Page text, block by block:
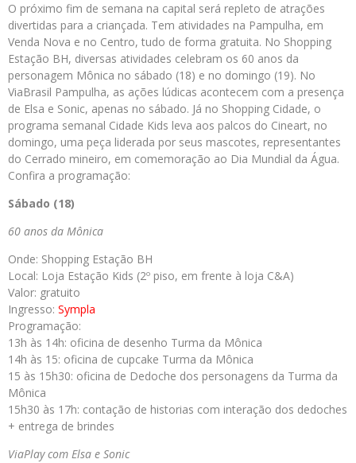
O próximo fim de semana na capital será repleto de atrações
divertidas para a criançada. Tem atividades na Pampulha, em
Venda Nova e no Centro, tudo de forma gratuita. No Shopping
Estação BH, diversas atividades celebram os 60 anos da
personagem Mônica no sábado (18) e no domingo (19). No
ViaBrasil Pampulha, as ações lúdicas acontecem com a presença
de Elsa e Sonic, apenas no sábado. Já no Shopping Cidade, o
programa semanal Cidade Kids leva aos palcos do Cineart, no
domingo, uma peça liderada por seus mascotes, representantes
do Cerrado mineiro, em comemoração ao Dia Mundial da Água.
Confira a programação:
Sábado (18)
60 anos da Mônica
Onde: Shopping Estação BH
Local: Loja Estação Kids (2º piso, em frente à loja C&A)
Valor: gratuito
Ingresso: Sympla
Programação:
13h às 14h: oficina de desenho Turma da Mônica
14h às 15: oficina de cupcake Turma da Mônica
15 às 15h30: oficina de Dedoche dos personagens da Turma da
Mônica
15h30 às 17h: contação de historias com interação dos dedoches
+ entrega de brindes
ViaPlay com Elsa e Sonic